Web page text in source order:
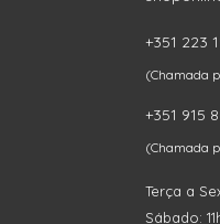
+351 223
(Chamada
+351 915
(Chamada
Terça a
Sábado: